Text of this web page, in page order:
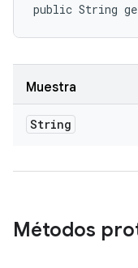
public String
Muestra
String
Métodos